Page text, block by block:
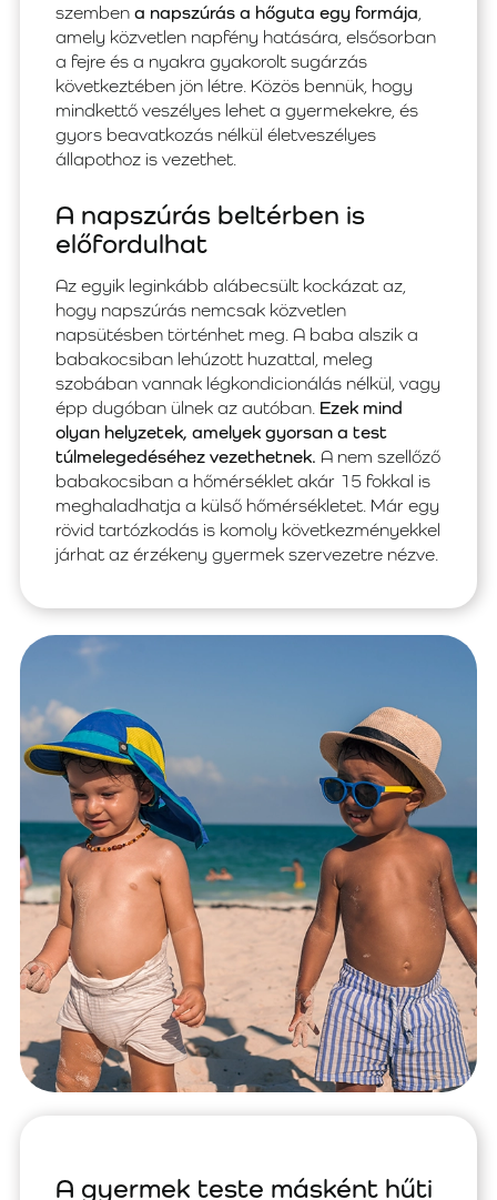
szemben a napszúrás a hőguta egy formája,
amely közvetlen napfény hatására, elsősorban
a fejre és a nyakra gyakorolt sugárzás
következtében jön létre. Közös bennük, hogy
mindkettő veszélyes lehet a gyermekekre, és
gyors beavatkozás nélkül életveszélyes
állapothoz is vezethet.
A napszúrás beltérben is
előfordulhat
Az egyik leginkább alábecsült kockázat az,
hogy napszúrás nemcsak közvetlen
napsütésben történhet meg. A baba alszik a
babakocsiban lehúzott huzattal, meleg
szobában vannak légkondicionálás nélkül, vagy
épp dugóban ülnek az autóban. Ezek mind
olyan helyzetek, amelyek gyorsan a test
túlmelegedéséhez vezethetnek. A nem szellőző
babakocsiban a hőmérséklet akár 15 fokkal is
meghaladhatja a külső hőmérsékletet. Már egy
rövid tartózkodás is komoly következményekkel
járhat az érzékeny gyermek szervezetre nézve.
A gyermek teste másként hűti